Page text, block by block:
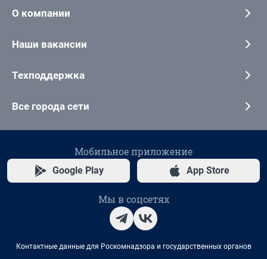
О компании
Наши вакансии
Техподдержка
Все города сети
Мобильное приложение
Google Play App Store
Мы в соцсетях
Контактные данные для Роскомнадзора и государственных органов